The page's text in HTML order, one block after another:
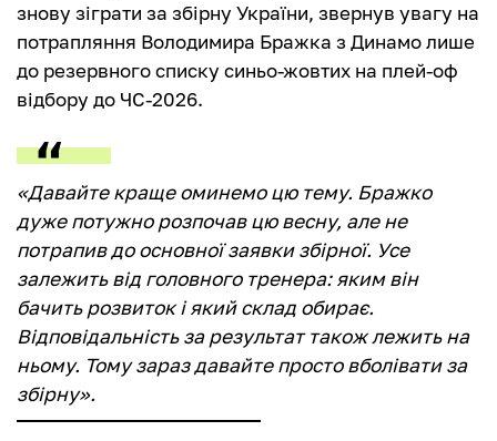
знову зіграти за збірну України, звернув увагу на
потрапляння Володимира Бражка з Динамо лише
до резервного списку синьо-жовтих на плей-оф
відбору до ЧС-2026.
«Давайте краще оминемо цю тему. Бражко
дуже потужно розпочав цю весну, але не
потрапив до основної заявки збірної. Усе
залежить від головного тренера: яким він
бачить розвиток і який склад обирає.
Відповідальність за результат також лежить на
ньому. Тому зараз давайте просто вболівати за
збірну».